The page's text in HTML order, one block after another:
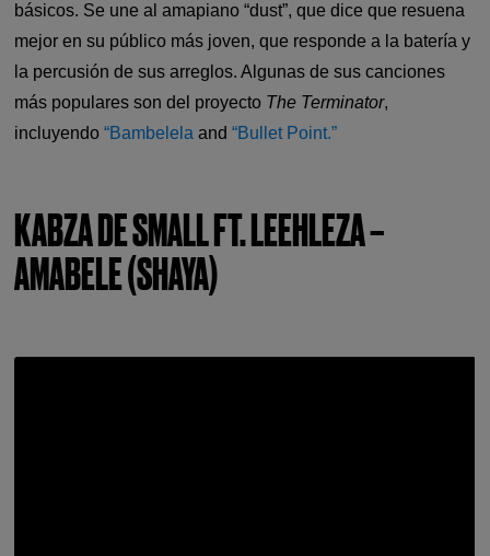
básicos. Se une al amapiano “dust”, que dice que resuena
mejor en su público más joven, que responde a la batería y
la percusión de sus arreglos. Algunas de sus canciones
más populares son del proyecto The Terminator,
incluyendo“Bambelela and “Bullet Point.”
KABZA DE SMALL FT. LEEHLEZA –
AMABELE (SHAYA)